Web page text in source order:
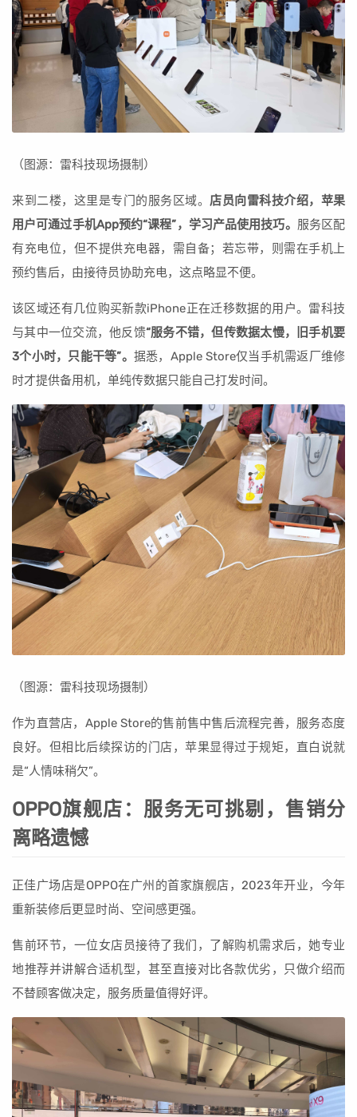
（图源：雷科技现场摄制）
来到二楼，这里是专门的服务区域。 店员向雷科技介绍，苹果
用户可通过手机App预约“课程”，学习产品使用技巧。 服务区配
有充电位，但不提供充电器，需自备；若忘带，则需在手机上
预约售后，由接待员协助充电，这点略显不便。
该区域还有几位购买新款iPhone正在迁移数据的用户。雷科技
与其中一位交流，他反馈“服务不错，但传数据太慢，旧手机要
3个小时，只能干等”。 据悉，Apple Store仅当手机需返厂维修
时才提供备用机，单纯传数据只能自己打发时间。
（图源：雷科技现场摄制）
作为直营店，Apple Store的售前售中售后流程完善，服务态度
良好。但相比后续探访的门店，苹果显得过于规矩，直白说就
是“人情味稍欠”。
OPPO旗舰店：服务无可挑剔，售销分
离略遗憾
正佳广场店是OPPO在广州的首家旗舰店，2023年开业，今年
重新装修后更显时尚、空间感更强。
售前环节，一位女店员接待了我们，了解购机需求后，她专业
地推荐并讲解合适机型，甚至直接对比各款优劣，只做介绍而
不替顾客做决定，服务质量值得好评。